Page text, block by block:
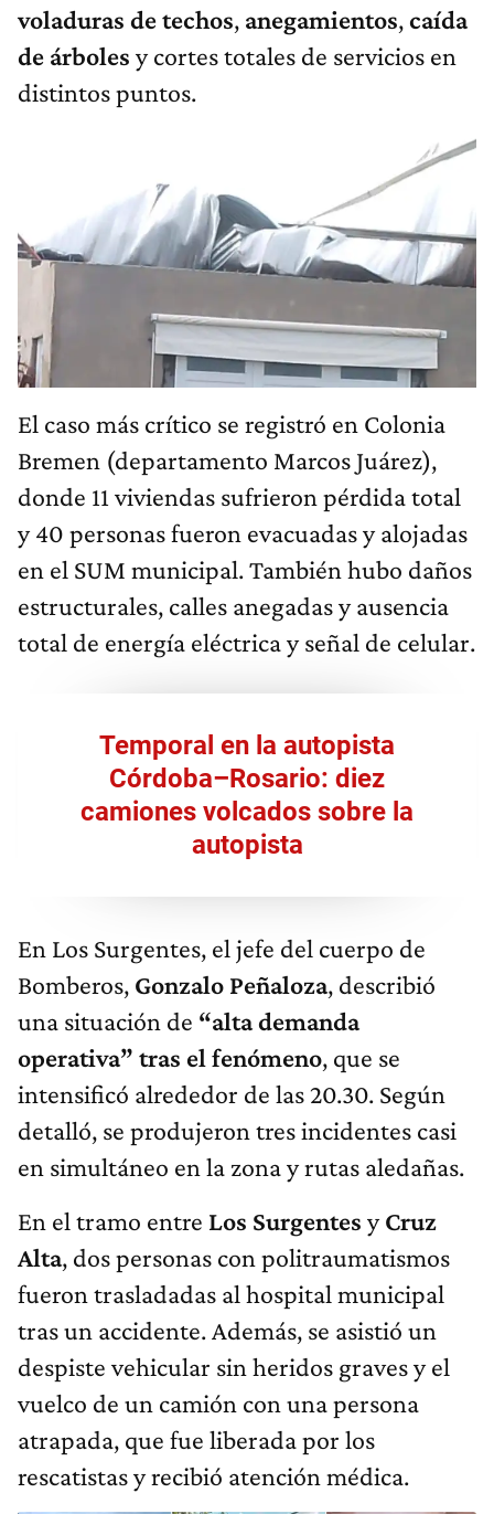
voladuras de techos, anegamientos,caída
de árboles y cortes totales de servicios en
distintos puntos.
El caso más crítico se registró en Colonia
Bremen (departamento Marcos Juárez),
donde 11 viviendas sufrieron pérdida total
y 40 personas fueron evacuadas y alojadas
en el SUM municipal. También hubo daños
estructurales, calles anegadas y ausencia
total de energía eléctrica y señal de celular.
Temporal en la autopista
Córdoba–Rosario: diez
camiones volcados sobre la
autopista
En Los Surgentes, el jefe del cuerpo de
Bomberos, Gonzalo Peñaloza, describió
una situación de “alta demanda
operativa” tras el fenómeno, que se
intensificó alrededor de las 20.30. Según
detalló, se produjeron tres incidentes casi
en simultáneo en la zona y rutas aledañas.
En el tramo entre Los Surgentes yCruz
Alta, dos personas con politraumatismos
fueron trasladadas al hospital municipal
tras un accidente. Además, se asistió un
despiste vehicular sin heridos graves y el
vuelco de un camión con una persona
atrapada, que fue liberada por los
rescatistas y recibió atención médica.